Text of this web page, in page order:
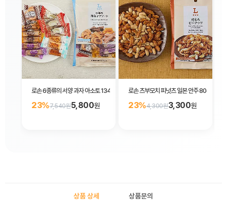
로손 6종류의 서양 과자 아소토 134g
23%7,540원5,800원
로손 츠부모치 피넛츠 일본 안주 80g
23%4,300원3,300원
상품 상세 상품문의